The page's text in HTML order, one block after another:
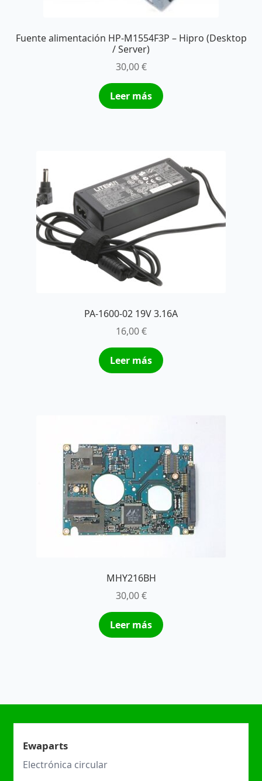
Fuente alimentación HP-M1554F3P – Hipro (Desktop
/ Server)
30,00€
Leer más
PA-1600-02 19V 3.16A
16,00€
Leer más
MHY216BH
30,00€
Leer más
Ewaparts
Electrónica circular